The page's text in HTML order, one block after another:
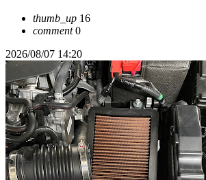
thumb_up 16
comment0
2026/08/07 14:20